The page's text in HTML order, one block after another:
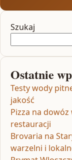
Szukaj
Ostatnie
Testy wody
jakość
Pizza na
restauracji
Brovaria na
warzelni i